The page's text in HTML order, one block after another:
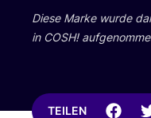
Die­se Mar­ke wur­de
in COSH!
TEILEN